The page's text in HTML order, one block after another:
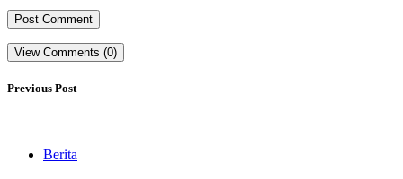
View Comments (0)
Previous Post
Berita